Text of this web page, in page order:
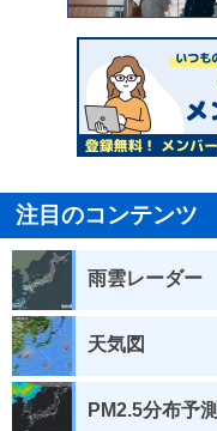
注目のコンテンツ
雨雲レーダー
天気図
PM2.5分布予測